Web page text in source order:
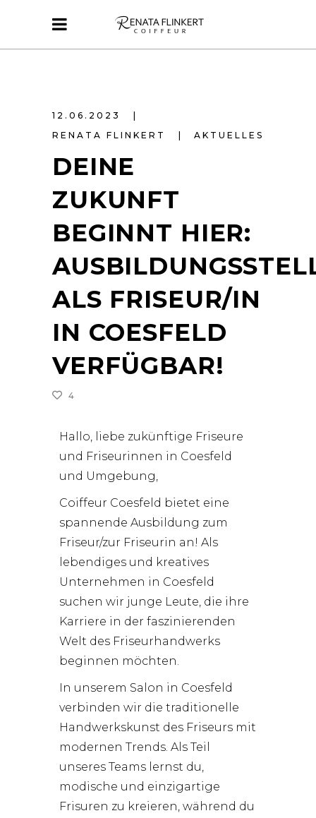
12.06.2023
RENATA FLINKERT
AKTUELLES
DEINE
ZUKUNFT
BEGINNT HIER:
ALS FRISEUR/IN
IN COESFELD
VERFÜGBAR!
4
Hallo, liebe zukünftige Friseure
und Friseurinnen in Coesfeld
und Umgebung,
Coiffeur Coesfeld bietet eine
spannende Ausbildung zum
Friseur/zur Friseurin an! Als
lebendiges und kreatives
Unternehmen in Coesfeld
suchen wir junge Leute, die ihre
Karriere in der faszinierenden
Welt des Friseurhandwerks
beginnen möchten.
In unserem Salon in Coesfeld
verbinden wir die traditionelle
Handwerkskunst des Friseurs mit
modernen Trends. Als Teil
unseres Teams lernst du,
modische und einzigartige
Frisuren zu kreieren, während du